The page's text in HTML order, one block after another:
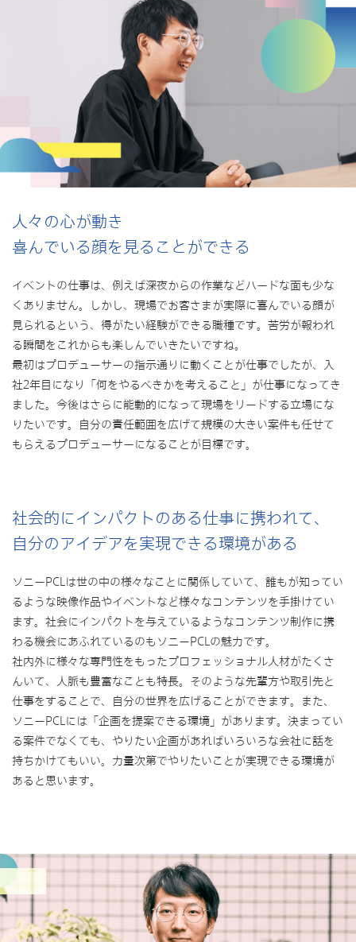
人々の心が動き
喜んでいる顔を見ることができる
イベントの仕事は、例えば深夜からの作業などハードな面も少な
くありません。しかし、現場でお客さまが実際に喜んでいる顔が
見られるという、得がたい経験ができる職種です。苦労が報われ
る瞬間をこれからも楽しんでいきたいですね。
最初はプロデューサーの指示通りに動くことが仕事でしたが、入
社2年目になり「何をやるべきかを考えること」が仕事になってき
ました。今後はさらに能動的になって現場をリードする立場にな
りたいです。自分の責任範囲を広げて規模の大きい案件も任せて
もらえるプロデューサーになることが目標です。
社会的にインパクトのある仕事に携われて、
自分のアイデアを実現できる環境がある
ソニーPCLは世の中の様々なことに関係していて、誰もが知ってい
るような映像作品やイベントなど様々なコンテンツを手掛けてい
ます。社会にインパクトを与えているようなコンテンツ制作に携
わる機会にあふれているのもソニーPCLの魅力です。
社内外に様々な専門性をもったプロフェッショナル人材がたくさ
んいて、人脈も豊富なことも特長。そのような先輩方や取引先と
仕事をすることで、自分の世界を広げることができます。また、
ソニーPCLには「企画を提案できる環境」があります。決まってい
る案件でなくても、やりたい企画があればいろいろな会社に話を
持ちかけてもいい。力量次第でやりたいことが実現できる環境が
あると思います。